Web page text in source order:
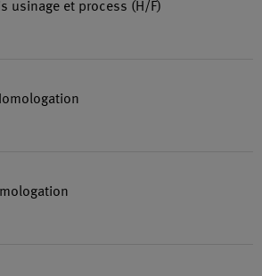
usinage et process (H/F)